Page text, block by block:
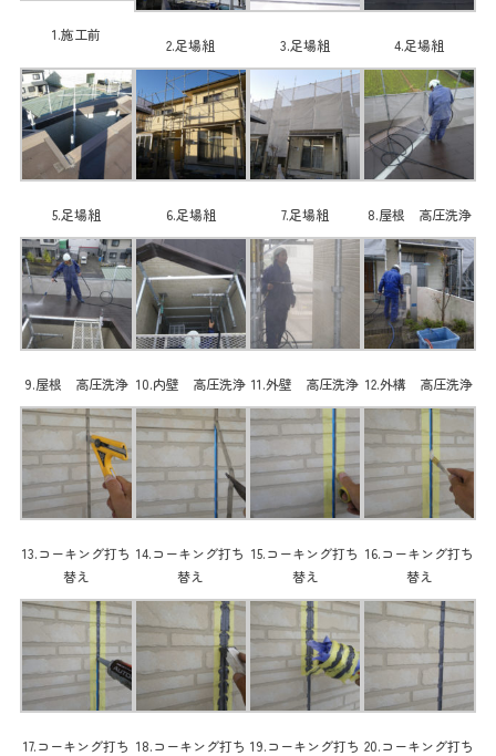
1.施工前
2.足場組 3.足場組 4.足場組
5.足場組 6.足場組 7.足場組 8.屋根 高圧洗浄
9.屋根 高圧洗浄 10.内壁 高圧洗浄 11.外壁 高圧洗浄 12.外構 高圧洗浄
13.コーキング打ち
替え
14.コーキング打ち
替え
15.コーキング打ち
替え
16.コーキング打ち
替え
17.コーキング打ち 18.コーキング打ち 19.コーキング打ち 20.コーキング打ち